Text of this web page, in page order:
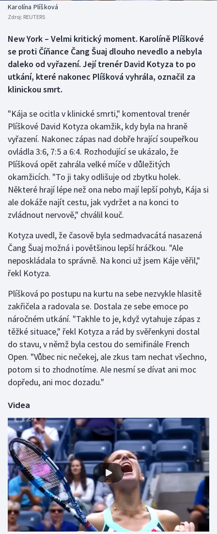
Biatlon
Box
Curling
Florbal
Futsal
Golf
Gymnastika
Házená
Jezdectví
Judo
Lezení
Lyže a snowboard
Moderní pětiboj
Motorsport
Olympijské hry
Parasport
Plavání
Plážový volejbal
Ragby
Rychlobruslení
Aplikace ČT sport
Karolína Plíšková
Zdroj: REUTERS
New York – Velmi kritický moment. Karolíně Plíškové
se proti Číňance Čang Šuaj dlouho nevedlo a nebyla
daleko od vyřazení. Její trenér David Kotyza to po
utkání, které nakonec Plíšková vyhrála, označil za
klinickou smrt.
"Kája se ocitla v klinické smrti," komentoval trenér
Plíškové David Kotyza okamžik, kdy byla na hraně
vyřazení. Nakonec zápas nad dobře hrající soupeřkou
ovládla 3:6, 7:5 a 6:4. Rozhodující se ukázalo, že
Plíšková opět zahrála velké míče v důležitých
okamžicích. "To ji taky odlišuje od zbytku holek.
Některé hrají lépe než ona nebo mají lepší pohyb, Kája si
ale dokáže najít cestu, jak vydržet a na konci to
zvládnout nervově," chválil kouč.
Kotyza uvedl, že časově byla sedmadvacátá nasazená
Čang Šuaj možná i povětšinou lepší hráčkou. "Ale
neposkládala to správně. Na konci už jsem Káje věřil,"
řekl Kotyza.
Plíšková po postupu na kurtu na sebe nezvykle hlasitě
zakřičela a radovala se. Dostala ze sebe emoce po
náročném utkání. "Takhle to je, když vytahuje zápas z
těžké situace," řekl Kotyza a rád by svěřenkyni dostal
do stavu, v němž byla cestou do semifinále French
Open. "Vůbec nic nečekej, ale zkus tam nechat všechno,
potom si to zhodnotíme. Ale nesmí se dívat ani moc
dopředu, ani moc dozadu."
Videa